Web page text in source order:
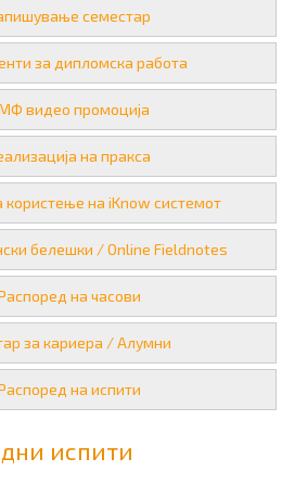
семестар
за дипломска работа
видео промоција
на пракса
користење на iKnow системот
белешки / Online Fieldnotes
на часови
за кариера / Алумни
на испити
испити